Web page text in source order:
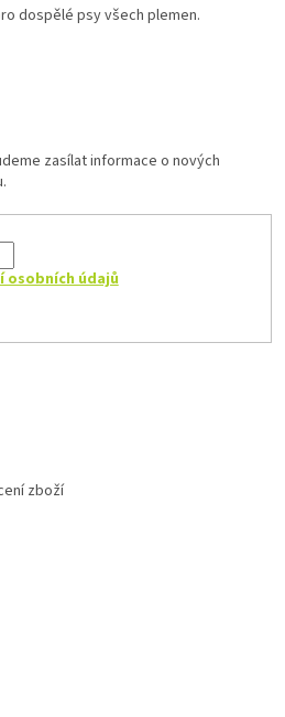
dospělé psy všech plemen.
zasílat informace o nových
osobních údajů
zboží